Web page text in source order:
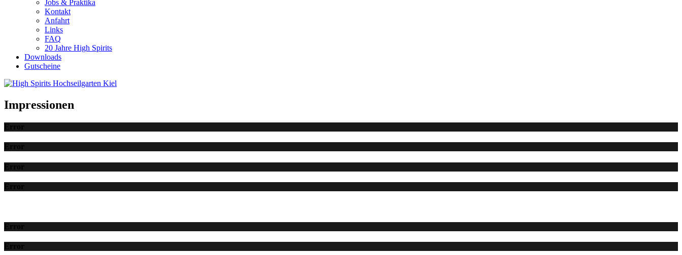
Jobs & Praktika
Kontakt
Anfahrt
Links
FAQ
20 Jahre High Spirits
Downloads
Gutscheine
Impressionen
Error
Error
Error
Error
Error
Error